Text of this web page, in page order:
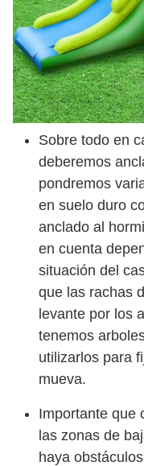
Sobre todo en
deberemos
pondremos
en suelo duro
anclado al
en cuenta
situación del
que las rachas
levante por los
tenemos
utilizarlos para
mueva.
Importante que
las zonas de
haya